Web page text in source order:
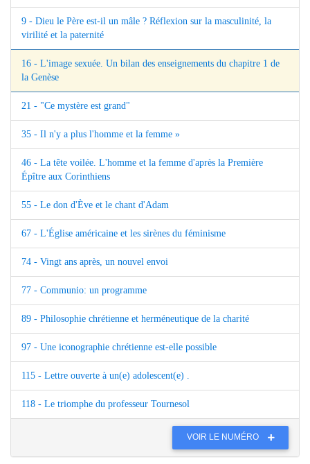
9 - Dieu le Père est-il un mâle ? Réflexion sur la masculinité, la
virilité et la paternité
16 - L'image sexuée. Un bilan des enseignements du chapitre 1 de
la Genèse
21 - "Ce mystère est grand"
35 - Il n'y a plus l'homme et la femme »
46 - La tête voilée. L'homme et la femme d'après la Première
Épître aux Corinthiens
55 - Le don d'Ève et le chant d'Adam
67 - L'Église américaine et les sirènes du féminisme
74 - Vingt ans après, un nouvel envoi
77 - Communio: un programme
89 - Philosophie chrétienne et herméneutique de la charité
97 - Une iconographie chrétienne est-elle possible
115 - Lettre ouverte à un(e) adolescent(e) .
118 - Le triomphe du professeur Tournesol
VOIR LE NUMÉRO